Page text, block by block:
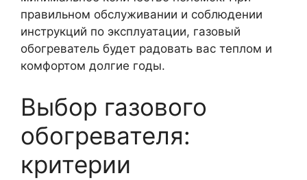
правильном обслуживании и соблюдении
инструкций по эксплуатации, газовый
обогреватель будет радовать вас теплом и
комфортом долгие годы.
Выбор газового
обогревателя:
критерии